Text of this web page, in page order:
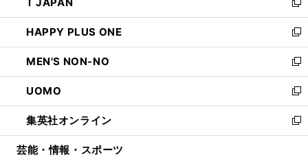
で
開
く
ド
ウ
で
開
く
ィ
ン
ド
ウ
で
開
く
い
ウ
ィ
ン
ド
ウ
で
開
く
新
し
い
ウ
ィ
ン
ド
ウ
で
開
HAPPY PLUS ONE
新
し
い
ウ
ィ
ン
ド
ウ
MEN'S NON-NO
新
し
い
ウ
ィ
ン
UOMO
新
し
い
ウ
集英社オンライン
新
し
芸能・情報・スポーツ